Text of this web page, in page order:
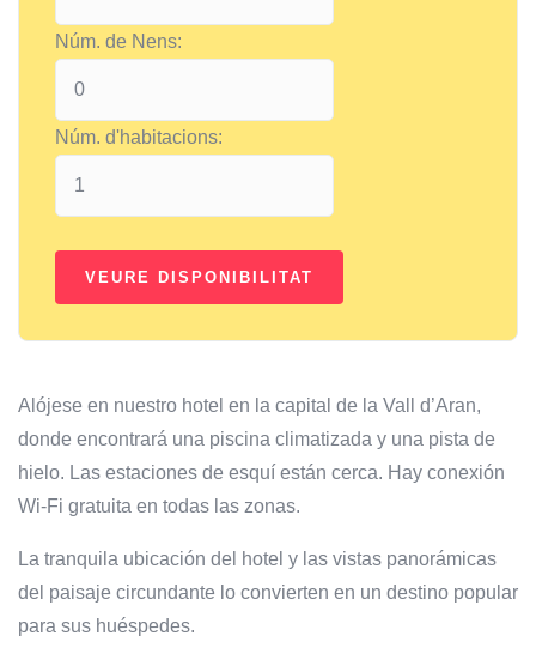
Núm. de Nens:
Núm. d'habitacions:
Alójese en nuestro hotel en la capital de la Vall d’Aran,
donde encontrará una piscina climatizada y una pista de
hielo. Las estaciones de esquí están cerca. Hay conexión
Wi-Fi gratuita en todas las zonas.
La tranquila ubicación del hotel y las vistas panorámicas
del paisaje circundante lo convierten en un destino popular
para sus huéspedes.